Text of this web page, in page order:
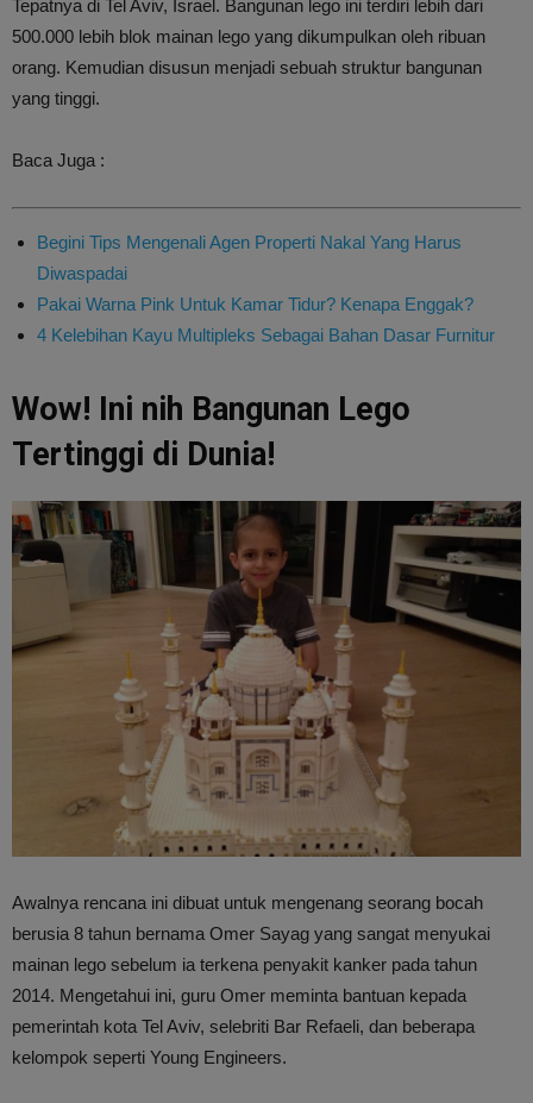
Tepatnya di Tel Aviv, Israel. Bangunan lego ini terdiri lebih dari
500.000 lebih blok mainan lego yang dikumpulkan oleh ribuan
orang. Kemudian disusun menjadi sebuah struktur bangunan
yang tinggi.
Baca Juga :
Begini Tips Mengenali Agen Properti Nakal Yang Harus
Diwaspadai
Pakai Warna Pink Untuk Kamar Tidur? Kenapa Enggak?
4 Kelebihan Kayu Multipleks Sebagai Bahan Dasar Furnitur
Wow! Ini nih Bangunan Lego
Tertinggi di Dunia!
Awalnya rencana ini dibuat untuk mengenang seorang bocah
berusia 8 tahun bernama Omer Sayag yang sangat menyukai
mainan lego sebelum ia terkena penyakit kanker pada tahun
2014. Mengetahui ini, guru Omer meminta bantuan kepada
pemerintah kota Tel Aviv, selebriti Bar Refaeli, dan beberapa
kelompok seperti Young Engineers.